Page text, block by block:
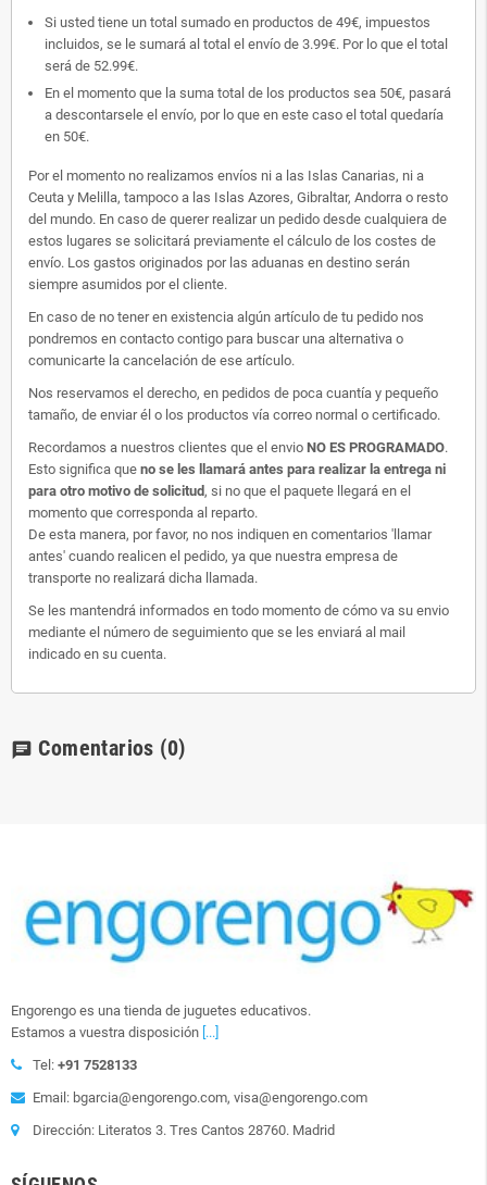
Si usted tiene un total sumado en productos de 49€, impuestos
incluidos, se le sumará al total el envío de 3.99€. Por lo que el total
será de 52.99€.
En el momento que la suma total de los productos sea 50€, pasará
a descontarsele el envío, por lo que en este caso el total quedaría
en 50€.
Por el momento no realizamos envíos ni a las Islas Canarias, ni a
Ceuta y Melilla, tampoco a las Islas Azores, Gibraltar, Andorra o resto
del mundo. En caso de querer realizar un pedido desde cualquiera de
estos lugares se solicitará previamente el cálculo de los costes de
envío. Los gastos originados por las aduanas en destino serán
siempre asumidos por el cliente.
En caso de no tener en existencia algún artículo de tu pedido nos
pondremos en contacto contigo para buscar una alternativa o
comunicarte la cancelación de ese artículo.
Nos reservamos el derecho, en pedidos de poca cuantía y pequeño
tamaño, de enviar él o los productos vía correo normal o certificado.
Recordamos a nuestros clientes que el envio NO ES PROGRAMADO.
Esto significa que no se les llamará antes para realizar la entrega ni
para otro motivo de solicitud, si no que el paquete llegará en el
momento que corresponda al reparto.
De esta manera, por favor, no nos indiquen en comentarios 'llamar
antes' cuando realicen el pedido, ya que nuestra empresa de
transporte no realizará dicha llamada.
Se les mantendrá informados en todo momento de cómo va su envio
mediante el número de seguimiento que se les enviará al mail
indicado en su cuenta.
chat Comentarios (0)
Engorengo es una tienda de juguetes educativos.
Estamos a vuestra disposición [...]
Tel: +91 7528133
Email: bgarcia@engorengo.com, visa@engorengo.com
Dirección: Literatos 3. Tres Cantos 28760. Madrid